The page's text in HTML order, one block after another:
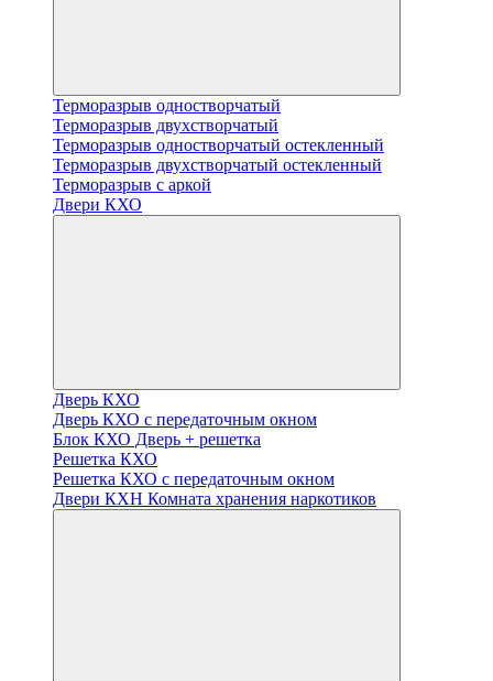
Терморазрыв одностворчатый
Терморазрыв двухстворчатый
Терморазрыв одностворчатый остекленный
Терморазрыв двухстворчатый остекленный
Терморазрыв с аркой
Двери КХО
Дверь КХО
Дверь КХО с передаточным окном
Блок КХО Дверь + решетка
Решетка КХО
Решетка КХО с передаточным окном
Двери КХН Комната хранения наркотиков